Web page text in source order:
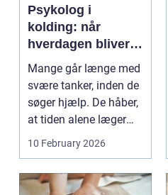
Psykolog i
kolding: når
hverdagen bliver
for tung at bære
alene
Mange går længe med
svære tanker, inden de
søger hjælp. De håber,
at tiden alene læger
sårene, at tr...
10 February 2026